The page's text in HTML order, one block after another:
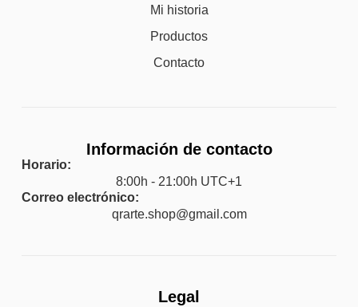
Mi historia
Productos
Contacto
Información de contacto
Horario:
8:00h - 21:00h UTC+1
Correo electrónico:
qrarte.shop@gmail.com
Legal